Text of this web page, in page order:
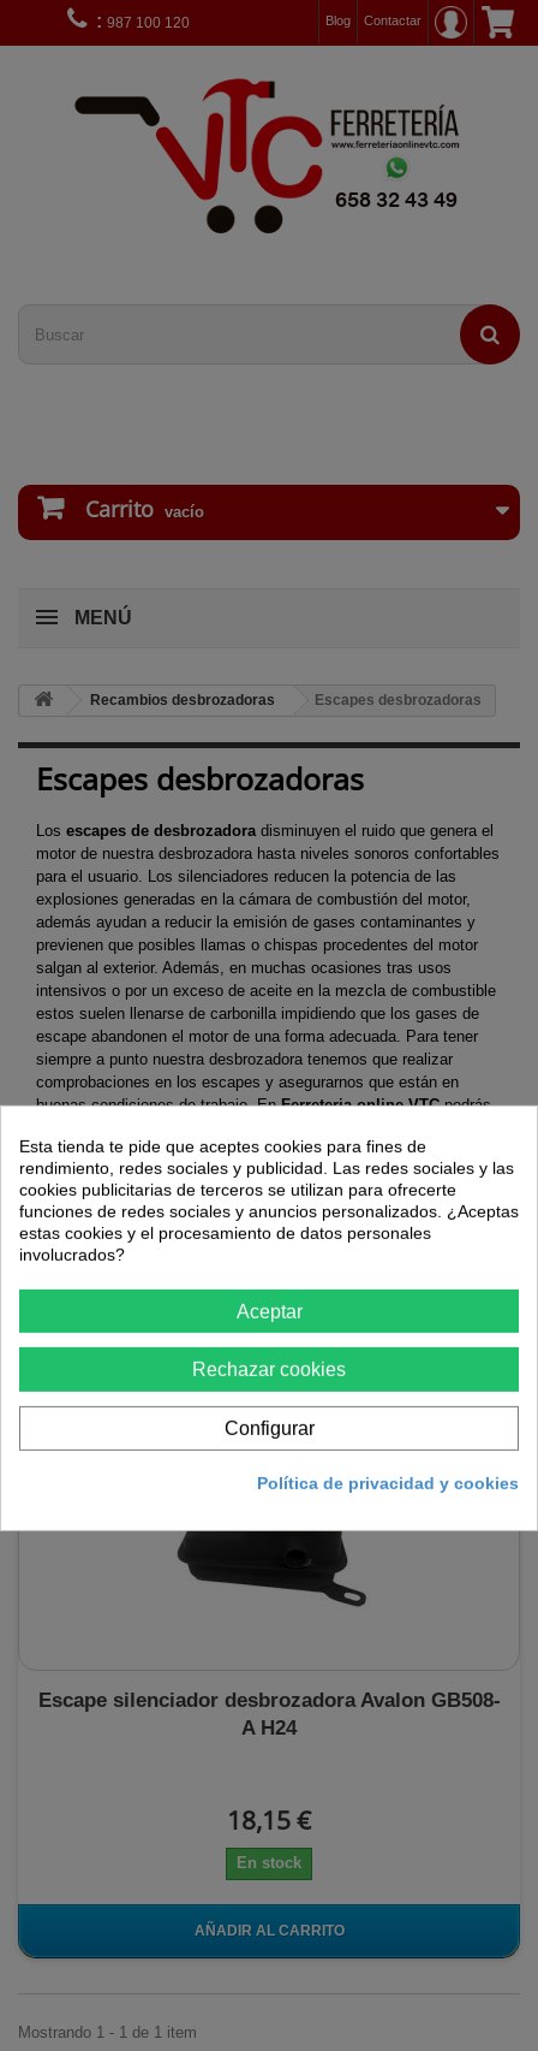
Contactar
: 987 100 120 Blog
Carrito vacío
MENÚ
Recambios desbrozadoras Escapes desbrozadoras
Escapes desbrozadoras
Los escapes de desbrozadoradisminuyen el ruido que genera el
motor de nuestra desbrozadora hasta niveles sonoros confortables
para el usuario. Los silenciadores reducen la potencia de las
explosiones generadas en la cámara de combustión del motor,
además ayudan a reducir la emisión de gases contaminantes y
previenen que posibles llamas o chispas procedentes del motor
salgan al exterior. Además, en muchas ocasiones tras usos
intensivos o por un exceso de aceite en la mezcla de combustible
estos suelen llenarse de carbonilla impidiendo que los gases de
escape abandonen el motor de una forma adecuada. Para tener
siempre a punto nuestra desbrozadora tenemos que realizar
comprobaciones en los escapes y asegurarnos que están en
buenas condiciones de trabajo. EnFerreteria online VTCpodrás
compatibles con las marcas más comunes de jardinería.
ESCAPES DESBROZADORAS
Hay 1 producto.
Mostrando 1 - 1 de 1 item
Escape silenciador desbrozadora Avalon GB508-
A H24
18,15 €
En stock
AÑADIR AL CARRITO
Mostrando 1 - 1 de 1 item
Esta tienda te pide que aceptes cookies para fines de
rendimiento, redes sociales y publicidad. Las redes sociales y las
cookies publicitarias de terceros se utilizan para ofrecerte
funciones de redes sociales y anuncios personalizados. ¿Aceptas
estas cookies y el procesamiento de datos personales
involucrados?
Aceptar
Rechazar cookies
Configurar
Política de privacidad y cookies